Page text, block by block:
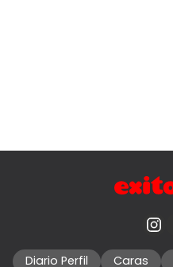
Diario Perfil Caras